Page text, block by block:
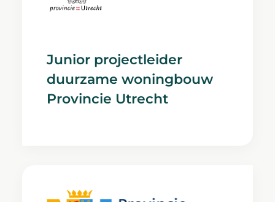
Junior projectleider
duurzame woningbouw
Provincie Utrecht